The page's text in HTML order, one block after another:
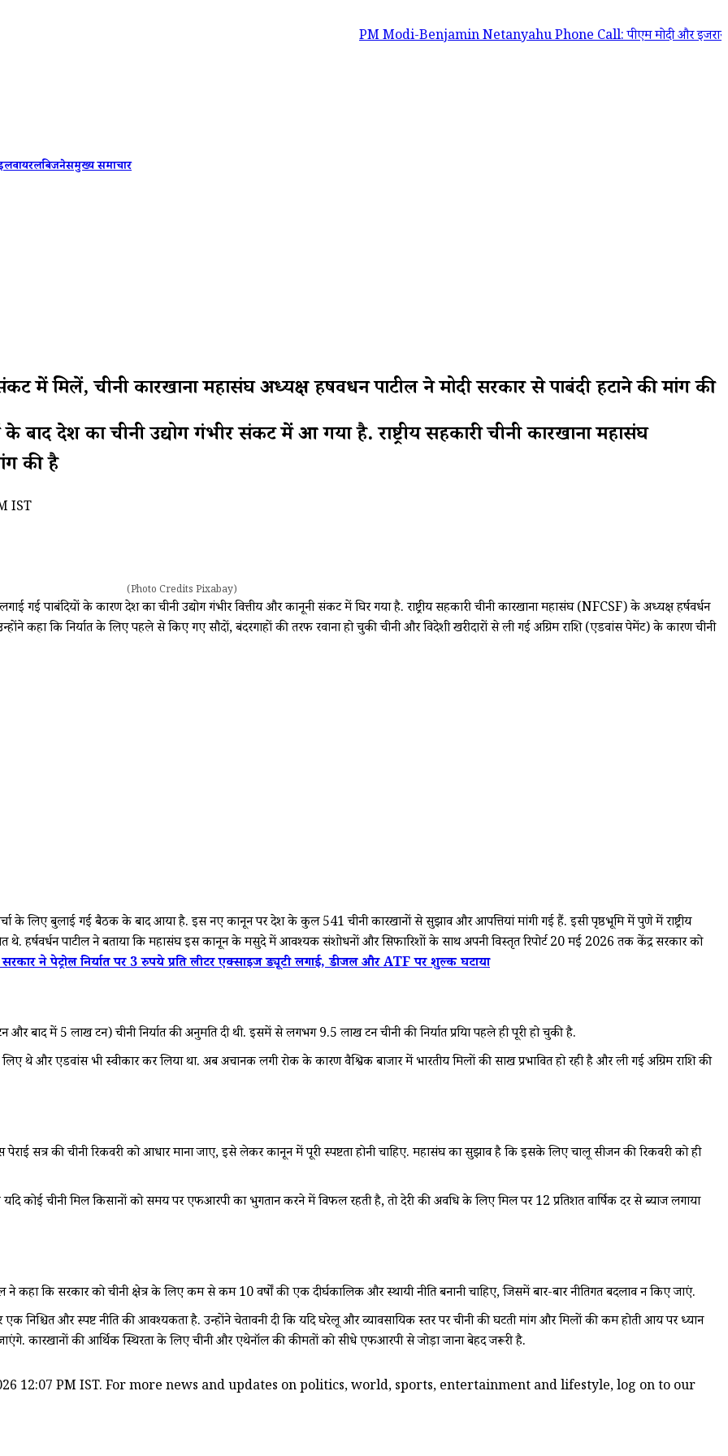
PM Modi-Benjamin Netanyahu Phone Call: पीएम मोदी और इजरायल के प्रधानमंत्री
वायरलबिजनेसमुख्य समाचार
मिलें, चीनी कारखाना महासंघ अध्यक्ष हर्षवर्धन पाटील ने मोदी सरकार से पाबंदी हटाने की मांग की
के बाद देश का चीनी उद्योग गंभीर संकट में आ गया है. राष्ट्रीय सहकारी चीनी कारखाना महासंघ
की है
IST
(Photo Credits Pixabay)
लगाई गई पाबंदियों के कारण देश का चीनी उद्योग गंभीर वित्तीय और कानूनी संकट में घिर गया है. राष्ट्रीय सहकारी चीनी कारखाना महासंघ (NFCSF) के अध्यक्ष हर्षवर्धन
कहा कि निर्यात के लिए पहले से किए गए सौदों, बंदरगाहों की तरफ रवाना हो चुकी चीनी और विदेशी खरीदारों से ली गई अग्रिम राशि (एडवांस पेमेंट) के कारण चीनी
चर्चा के लिए बुलाई गई बैठक के बाद आया है. इस नए कानून पर देश के कुल 541 चीनी कारखानों से सुझाव और आपत्तियां मांगी गई हैं. इसी पृष्ठभूमि में पुणे में राष्ट्रीय
हर्षवर्धन पाटील ने बताया कि महासंघ इस कानून के मसुदे में आवश्यक संशोधनों और सिफारिशों के साथ अपनी विस्तृत रिपोर्ट 20 मई 2026 तक केंद्र सरकार को
पेट्रोल निर्यात पर 3 रुपये प्रति लीटर एक्साइज ड्यूटी लगाई, डीजल और ATF पर शुल्क घटाया
में 5 लाख टन) चीनी निर्यात की अनुमति दी थी. इसमें से लगभग 9.5 लाख टन चीनी की निर्यात प्रक्रिया पहले ही पूरी हो चुकी है.
थे और एडवांस भी स्वीकार कर लिया था. अब अचानक लगी रोक के कारण वैश्विक बाजार में भारतीय मिलों की साख प्रभावित हो रही है और ली गई अग्रिम राशि की
सत्र की चीनी रिकवरी को आधार माना जाए, इसे लेकर कानून में पूरी स्पष्टता होनी चाहिए. महासंघ का सुझाव है कि इसके लिए चालू सीजन की रिकवरी को ही
कोई चीनी मिल किसानों को समय पर एफआरपी का भुगतान करने में विफल रहती है, तो देरी की अवधि के लिए मिल पर 12 प्रतिशत वार्षिक दर से ब्याज लगाया
ने कहा कि सरकार को चीनी क्षेत्र के लिए कम से कम 10 वर्षों की एक दीर्घकालिक और स्थायी नीति बनानी चाहिए, जिसमें बार-बार नीतिगत बदलाव न किए जाएं.
और स्पष्ट नीति की आवश्यकता है. उन्होंने चेतावनी दी कि यदि घरेलू और व्यावसायिक स्तर पर चीनी की घटती मांग और मिलों की कम होती आय पर ध्यान
कारखानों की आर्थिक स्थिरता के लिए चीनी और एथेनॉल की कीमतों को सीधे एफआरपी से जोड़ा जाना बेहद जरूरी है.
12:07 PM IST. For more news and updates on politics, world, sports, entertainment and lifestyle, log on to our